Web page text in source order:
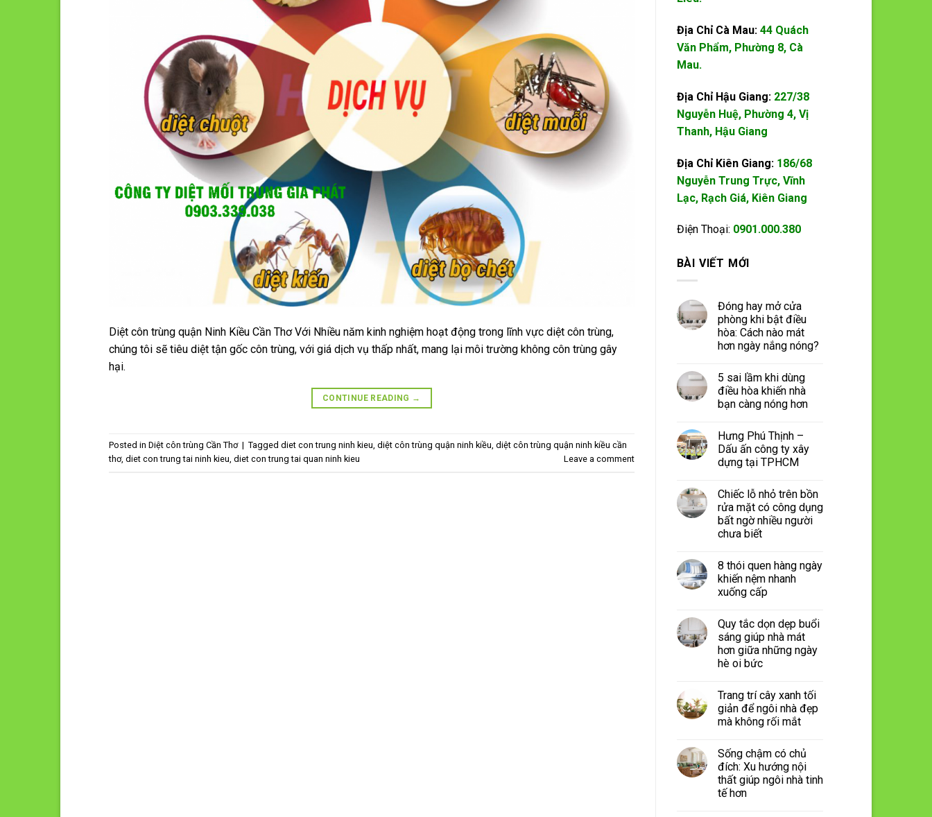
Diệt côn trùng quận Ninh Kiều Cần Thơ Với Nhiều năm kinh nghiệm hoạt động trong lĩnh vực diệt côn trùng,
chúng tôi sẽ tiêu diệt tận gốc côn trùng, với giá dịch vụ thấp nhất, mang lại môi trường không côn trùng gây
hại.
CONTINUE READING →
Posted in Diệt côn trùng Cần Thơ | Tagged diet con trung ninh kieu diệt côn trùng quận ninh kiều diệt côn trùng quận ninh kiều cần
thơ, diet con trung tai ninh kieu diet con trung tai quan ninh kieu Leave a comment
Địa Chỉ Cà Mau: 44 Quách
Văn Phẩm, Phường 8, Cà
Mau.
Địa Chỉ Hậu Giang: 227/38
Nguyễn Huệ, Phường 4, Vị
Thanh, Hậu Giang
Địa Chỉ Kiên Giang: 186/68
Nguyễn Trung Trực, Vĩnh
Lạc, Rạch Giá, Kiên Giang
Điện Thoại: 0901.000.380
BÀI VIẾT MỚI
Đóng hay mở cửa
phòng khi bật điều
hòa: Cách nào mát
hơn ngày nắng nóng?
5 sai lầm khi dùng
điều hòa khiến nhà
bạn càng nóng hơn
Hưng Phú Thịnh –
Dấu ấn công ty xây
dựng tại TPHCM
Chiếc lỗ nhỏ trên bồn
rửa mặt có công dụng
bất ngờ nhiều người
chưa biết
8 thói quen hàng ngày
khiến nệm nhanh
xuống cấp
Quy tắc dọn dẹp buổi
sáng giúp nhà mát
hơn giữa những ngày
hè oi bức
Trang trí cây xanh tối
giản để ngôi nhà đẹp
mà không rối mắt
Sống chậm có chủ
đích: Xu hướng nội
thất giúp ngôi nhà tinh
tế hơn